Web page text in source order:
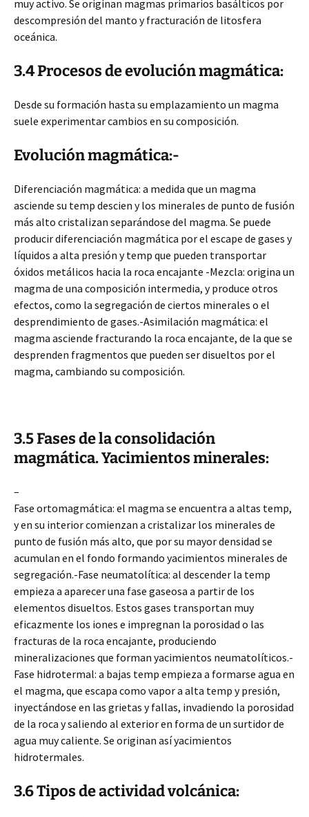
muy activo. Se originan magmas primarios basálticos por
descompresión del manto y fracturación de litosfera
oceánica.
3.4 Procesos de evolución magmática:
Desde su formación hasta su emplazamiento un magma
suele experimentar cambios en su composición.
Evolución magmática:-
Diferenciación magmática: a medida que un magma
asciende su temp descien y los minerales de punto de fusión
más alto cristalizan separándose del magma. Se puede
producir diferenciación magmática por el escape de gases y
líquidos a alta presión y temp que pueden transportar
óxidos metálicos hacia la roca encajante -Mezcla: origina un
magma de una composición intermedia, y produce otros
efectos, como la segregación de ciertos minerales o el
desprendimiento de gases.-Asimilación magmática: el
magma asciende fracturando la roca encajante, de la que se
desprenden fragmentos que pueden ser disueltos por el
magma, cambiando su composición.
3.5 Fases de la consolidación
magmática. Yacimientos minerales:
–
Fase ortomagmática: el magma se encuentra a altas temp,
y en su interior comienzan a cristalizar los minerales de
punto de fusión más alto, que por su mayor densidad se
acumulan en el fondo formando yacimientos minerales de
segregación.-Fase neumatolítica: al descender la temp
empieza a aparecer una fase gaseosa a partir de los
elementos disueltos. Estos gases transportan muy
eficazmente los iones e impregnan la porosidad o las
fracturas de la roca encajante, produciendo
mineralizaciones que forman yacimientos neumatolíticos.-
Fase hidrotermal: a bajas temp empieza a formarse agua en
el magma, que escapa como vapor a alta temp y presión,
inyectándose en las grietas y fallas, invadiendo la porosidad
de la roca y saliendo al exterior en forma de un surtidor de
agua muy caliente. Se originan así yacimientos
hidrotermales.
3.6 Tipos de actividad volcánica: